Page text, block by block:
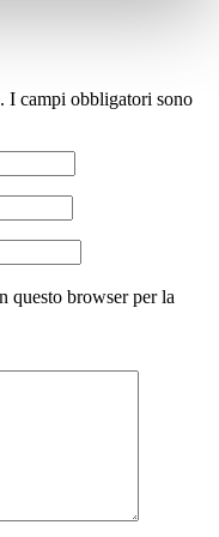
I campi obbligatori sono
questo browser per la